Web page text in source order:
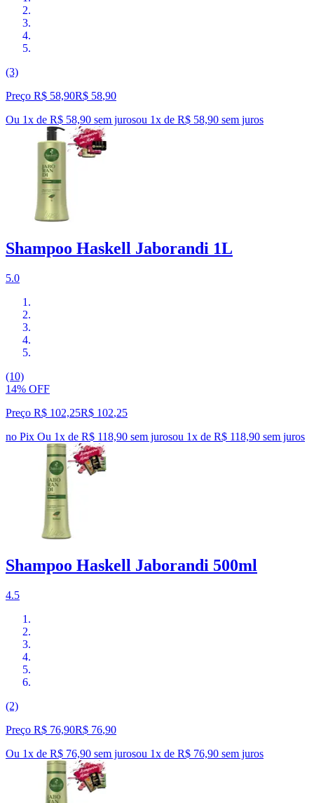
(3)
Preço R$ 58,90R$ 58,90
Ou 1x de R$ 58,90 sem jurosou 1x de R$ 58,90 sem juros
Shampoo Haskell Jaborandi 1L
5.0
(10)
14% OFF
Preço R$ 102,25R$ 102,25
no Pix Ou 1x de R$ 118,90 sem jurosou 1x de R$ 118,90 sem juros
Shampoo Haskell Jaborandi 500ml
4.5
(2)
Preço R$ 76,90R$ 76,90
Ou 1x de R$ 76,90 sem jurosou 1x de R$ 76,90 sem juros